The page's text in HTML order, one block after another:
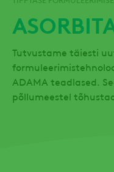
Tutvustame täiesti
ADAMA teadlased.
põllumeestel